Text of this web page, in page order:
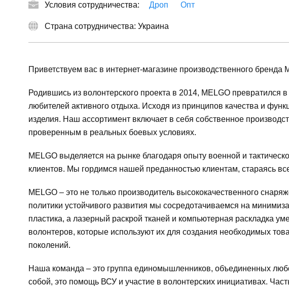
Условия сотрудничества: Дроп Опт
Страна сотрудничества: Украина
Приветствуем вас в интернет-магазине производственного
Родившись из волонтерского проекта в 2014, MELGO
любителей активного отдыха. Исходя из принципов качества и
изделия. Наш ассортимент включает в себя собственное
проверенным в реальных боевых условиях.
MELGO выделяется на рынке благодаря опыту военной и
клиентов. Мы гордимся нашей преданностью клиентам, стараясь
MELGO – это не только производитель высококачественного
политики устойчивого развития мы сосредотачиваемся на
пластика, а лазерный раскрой тканей и компьютерная раскладка
волонтеров, которые используют их для создания необходимых
поколений.
Наша команда – это группа единомышленников, объединенных
собой, это помощь ВСУ и участие в волонтерских инициативах.